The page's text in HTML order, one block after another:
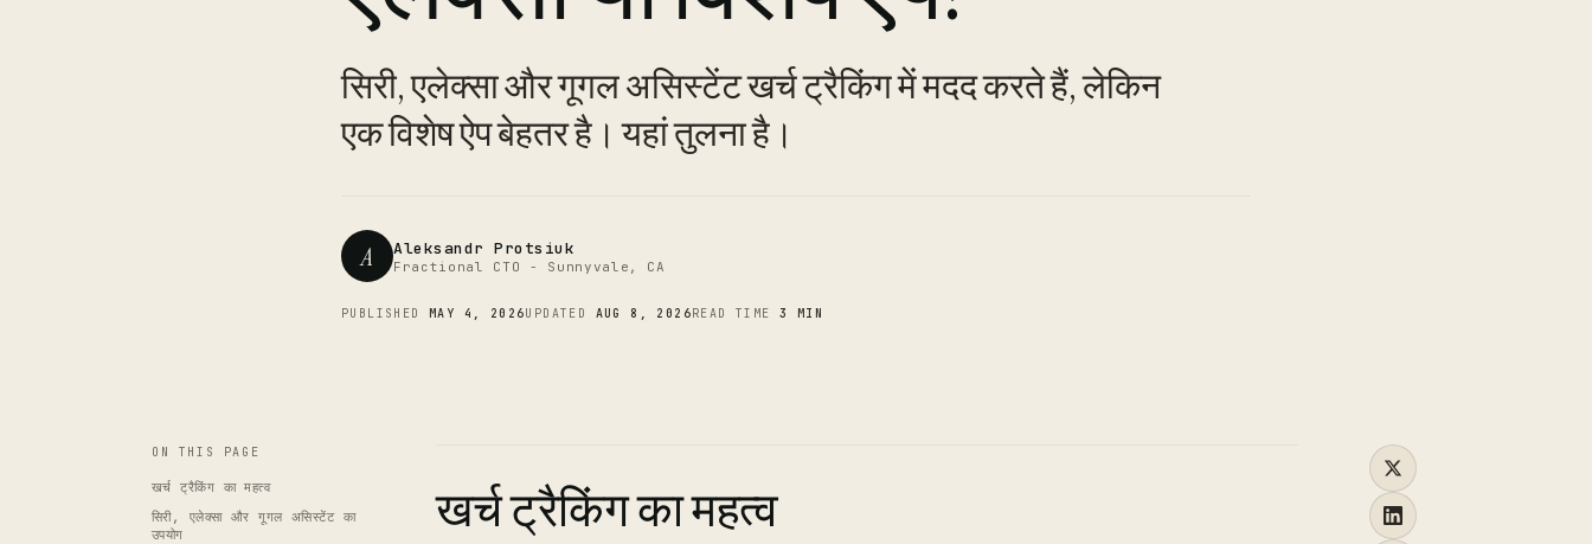
सिरी, एलेक्सा और गूगल असिस्टेंट खर्च ट्रैकिंग में मदद करते हैं, लेकिन
एक विशेष ऐप बेहतर है। यहां तुलना है।
A Aleksandr Protsiuk
Fractional CTO - Sunnyvale, CA
PUBLISHED MAY 4, 2026UPDATED AUG 8, 2026READ TIME3 MIN
CTO
ON THIS PAGE
खर्च ट्रैकिंग का महत्व
सिरी, एलेक्सा और गूगल असिस्टेंट का
उपयोग
खर्च ट्रैकिंग का महत्व